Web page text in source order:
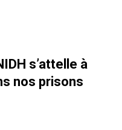
s’attelle à
nos prisons